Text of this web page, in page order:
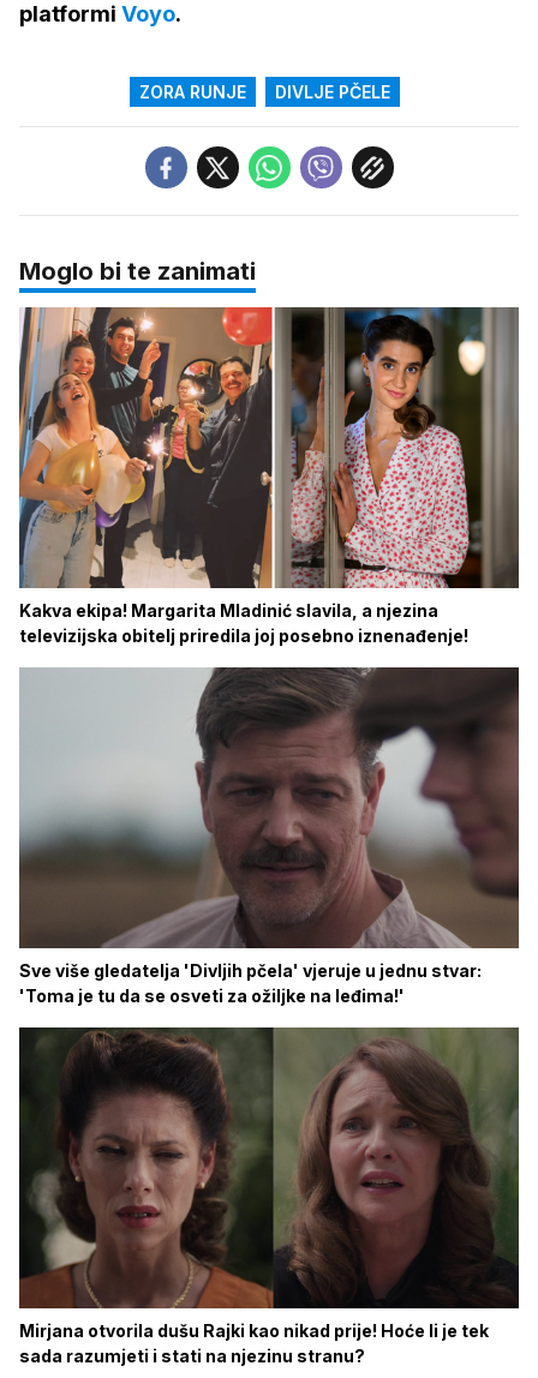
platformi Voyo.
ZORA RUNJE DIVLJE PČELE
Moglo bi te zanimati
Kakva ekipa! Margarita Mladinić slavila, a njezina
televizijska obitelj priredila joj posebno iznenađenje!
Sve više gledatelja 'Divljih pčela' vjeruje u jednu stvar:
'Toma je tu da se osveti za ožiljke na leđima!'
Mirjana otvorila dušu Rajki kao nikad prije! Hoće li je tek
sada razumjeti i stati na njezinu stranu?